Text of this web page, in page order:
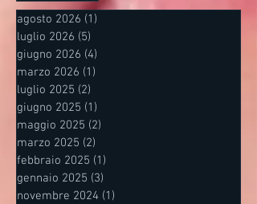
agosto 2026 (1)
luglio 2026 (5)
giugno 2026 (4)
marzo 2026 (1)
luglio 2025 (2)
giugno 2025 (1)
maggio 2025 (2)
marzo 2025 (2)
febbraio 2025 (1)
gennaio 2025 (3)
novembre 2024 (1)